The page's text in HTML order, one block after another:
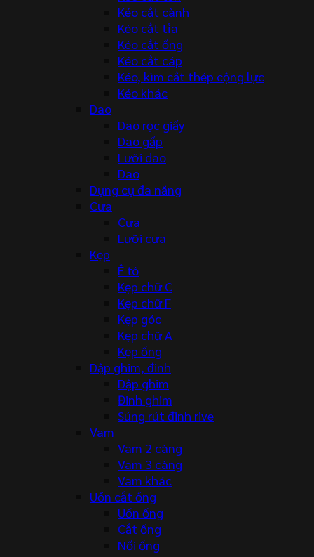
Kéo cắt cành
Kéo cắt tỉa
Kéo cắt ống
Kéo cắt cáp
Kéo, kìm cắt thép cộng lực
Kéo khác
Dao
Dao rọc giấy
Dao gấp
Lưỡi dao
Dao
Dụng cụ đa năng
Cưa
Cưa
Lưỡi cưa
Kẹp
Ê tô
Kẹp chữ C
Kẹp chữ F
Kẹp góc
Kẹp chữ A
Kẹp ống
Dập ghim, đinh
Dập ghim
Đinh ghim
Súng rút đinh rive
Vam
Vam 2 càng
Vam 3 càng
Vam khác
Uốn cắt ống
Uốn ống
Cắt ống
Nối ống